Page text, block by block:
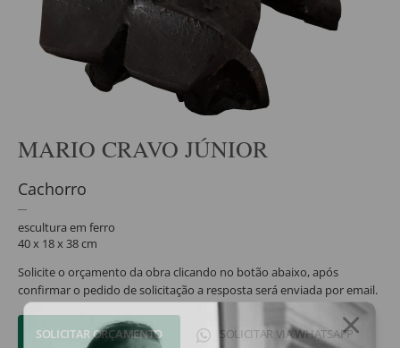
MARIO CRAVO JÚNIOR
Cachorro
escultura em ferro
40 x 18 x 38 cm
Solicite o orçamento da obra clicando no botão abaixo, após
confirmar o pedido de solicitação a resposta será enviada por email.
SOLICITAR ORÇAMENTO SOLICITAR VIA WHATSAPP